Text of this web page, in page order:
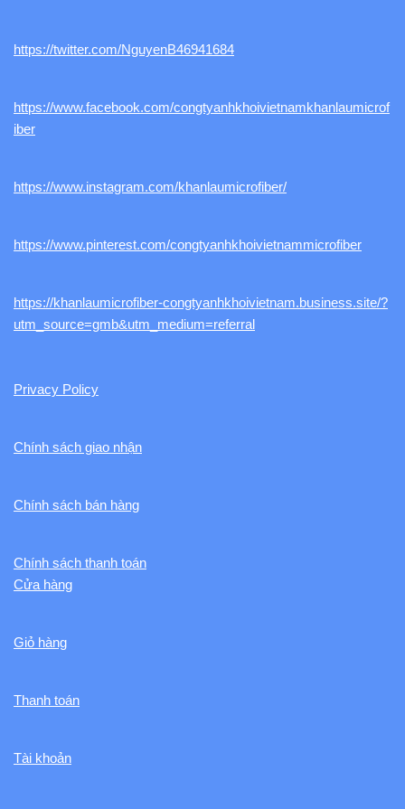
https://twitter.com/NguyenB46941684
https://www.facebook.com/congtyanhkhoivietnamkhanlaumicrof
iber
https://www.instagram.com/khanlaumicrofiber/
https://www.pinterest.com/congtyanhkhoivietnammicrofiber
https://khanlaumicrofiber-congtyanhkhoivietnam.business.site/?
utm_source=gmb&utm_medium=referral
Privacy Policy
Chính sách giao nhận
Chính sách bán hàng
Chính sách thanh toán
Cửa hàng
Giỏ hàng
Thanh toán
Tài khoản